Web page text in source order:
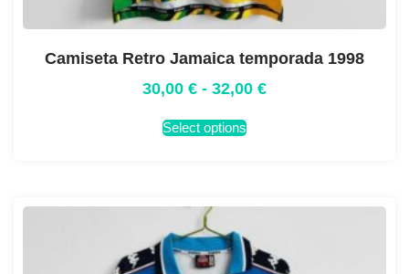
Camiseta Retro Jamaica temporada 1998
30,00 € - 32,00 €
Select options